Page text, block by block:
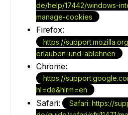
de/help/17442/windows-
manage-cookies
Firefox:
https://
erlauben-und-ablehnen
Chrome:
https://
hl=de&hlrm=en
Safari:
Safari: https://